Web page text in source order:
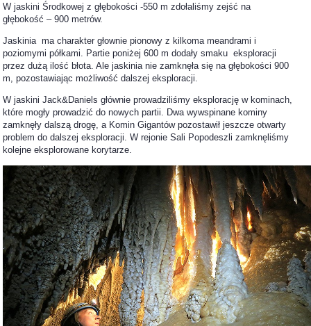
W jaskini Środkowej z głębokości -550 m zdołaliśmy zejść na
głębokość – 900 metrów.
Jaskinia ma charakter głownie pionowy z kilkoma meandrami i
poziomymi półkami. Partie poniżej 600 m dodały smaku eksploracji
przez dużą ilość błota. Ale jaskinia nie zamknęła się na głębokości 900
m, pozostawiając możliwość dalszej eksploracji.
W jaskini Jack&Daniels głównie prowadziliśmy eksplorację w kominach,
które mogły prowadzić do nowych partii. Dwa wywspinane kominy
zamknęły dalszą drogę, a Komin Gigantów pozostawił jeszcze otwarty
problem do dalszej eksploracji. W rejonie Sali Popodeszli zamknęliśmy
kolejne eksplorowane korytarze.